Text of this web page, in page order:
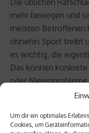
Um dir ein optimales
Cookies, um
mehr bewegen und
meisten Betroffenen
ohnehin Sport treibt
es wichtig, die
Das können
oder
konkreten Auslöser.
die Probleme in den